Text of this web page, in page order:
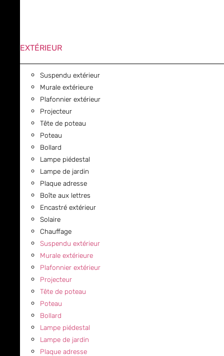
EXTÉRIEUR
Suspendu extérieur
Murale extérieure
Plafonnier extérieur
Projecteur
Tête de poteau
Poteau
Bollard
Lampe piédestal
Lampe de jardin
Plaque adresse
Boîte aux lettres
Encastré extérieur
Solaire
Chauffage
Suspendu extérieur
Murale extérieure
Plafonnier extérieur
Projecteur
Tête de poteau
Poteau
Bollard
Lampe piédestal
Lampe de jardin
Plaque adresse